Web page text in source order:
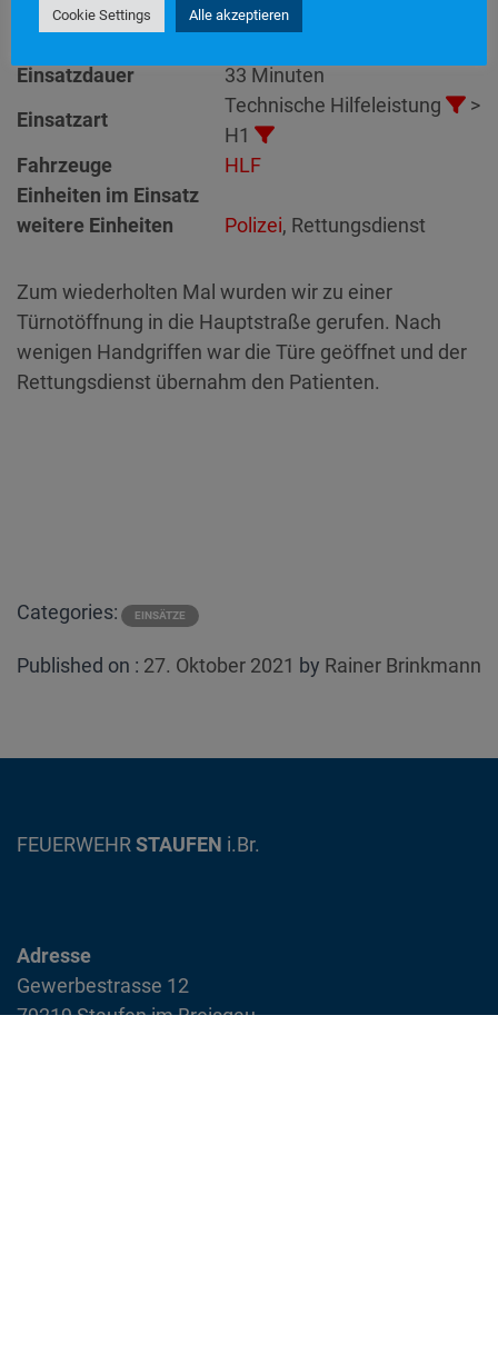
Einsatzort
Einsatzdauer
33 Minuten
Einsatzart
Technische Hilfeleistung
>
H1
Fahrzeuge
HLF
Einheiten im Einsatz
weitere Einheiten
Polizei, Rettungsdienst
Zum wiederholten Mal wurden wir zu einer
Türnotöffnung in die Hauptstraße gerufen. Nach
wenigen Handgriffen war die Türe geöffnet und der
Rettungsdienst übernahm den Patienten.
Categories: EINSÄTZE
Published on : Posted
27. Oktober 2021 by Rainer Brinkmann
FEUERWEHR STAUFEN i.Br.
Adresse
Gewerbestrasse 12
79219 Staufen im Breisgau
Cookie Settings Alle akzeptieren